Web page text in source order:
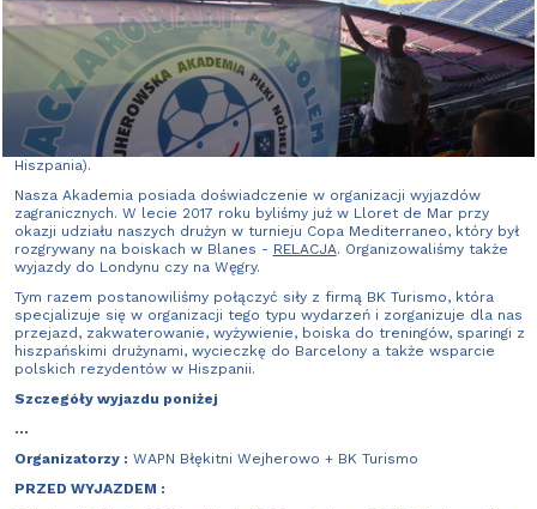
Obóz w Hiszpanii - zima 2022 -
informacje organizacyjne
W dniach 20.02 - 01.03.2022 odbędzie się obóz zimowy dla
zawodników naszej Akademii z roczników 2009, 2010, 2011 i 2012, który
organizujemy wspólnie z licencjonowanym organizatorem wyjazdów
turystycznych BK Turismo w miejscowości Calella (Barcelona,
Hiszpania).
Nasza Akademia posiada doświadczenie w organizacji wyjazdów
zagranicznych. W lecie 2017 roku byliśmy już w Lloret de Mar przy
okazji udziału naszych drużyn w turnieju Copa Mediterraneo, który był
rozgrywany na boiskach w Blanes - RELACJA. Organizowaliśmy także
wyjazdy do Londynu czy na Węgry.
Tym razem postanowiliśmy połączyć siły z firmą BK Turismo, która
specjalizuje się w organizacji tego typu wydarzeń i zorganizuje dla nas
przejazd, zakwaterowanie, wyżywienie, boiska do treningów, sparingi z
hiszpańskimi drużynami, wycieczkę do Barcelony a także wsparcie
polskich rezydentów w Hiszpanii.
Szczegóły wyjazdu poniżej
...
Organizatorzy : WAPN Błękitni Wejherowo + BK Turismo
PRZED WYJAZDEM :